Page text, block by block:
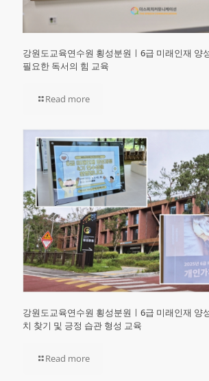
강원도교육연수원 횡성분원ㅣ6급 미래인재 양
필요한 독서의 힘 교육
Read more
강원도교육연수원 횡성분원ㅣ6급 미래인재 양
치 찾기 및 긍정 습관 형성 교육
Read more